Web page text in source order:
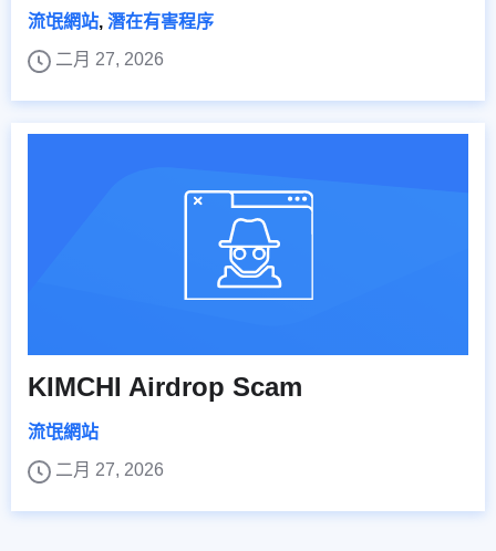
流氓網站, 潛在有害程序
二月 27, 2026
KIMCHI Airdrop Scam
流氓網站
二月 27, 2026